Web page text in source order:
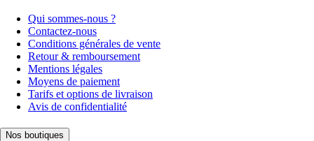
Qui sommes-nous ?
Contactez-nous
Conditions générales de vente
Retour & remboursement
Mentions légales
Moyens de paiement
Tarifs et options de livraison
Avis de confidentialité
Nos boutiques